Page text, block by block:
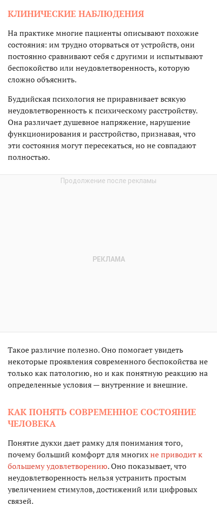
КЛИНИЧЕСКИЕ НАБЛЮДЕНИЯ
На практике многие пациенты описывают похожие
состояния: им трудно оторваться от устройств, они
постоянно сравнивают себя с другими и испытывают
беспокойство или неудовлетворенность, которую
сложно объяснить.
Буддийская психология не приравнивает всякую
неудовлетворенность к психическому расстройству.
Она различает душевное напряжение, нарушение
функционирования и расстройство, признавая, что
эти состояния могут пересекаться, но не совпадают
полностью.
Такое различие полезно. Оно помогает увидеть
некоторые проявления современного беспокойства не
только как патологию, но и как понятную реакцию на
определенные условия — внутренние и внешние.
КАК ПОНЯТЬ СОВРЕМЕННОЕ СОСТОЯНИЕ
ЧЕЛОВЕКА
Понятие дукхи дает рамку для понимания того,
почему больший комфорт для многихне приводит к
большему удовлетворению. Оно показывает, что
неудовлетворенность нельзя устранить простым
увеличением стимулов, достижений или цифровых
связей.